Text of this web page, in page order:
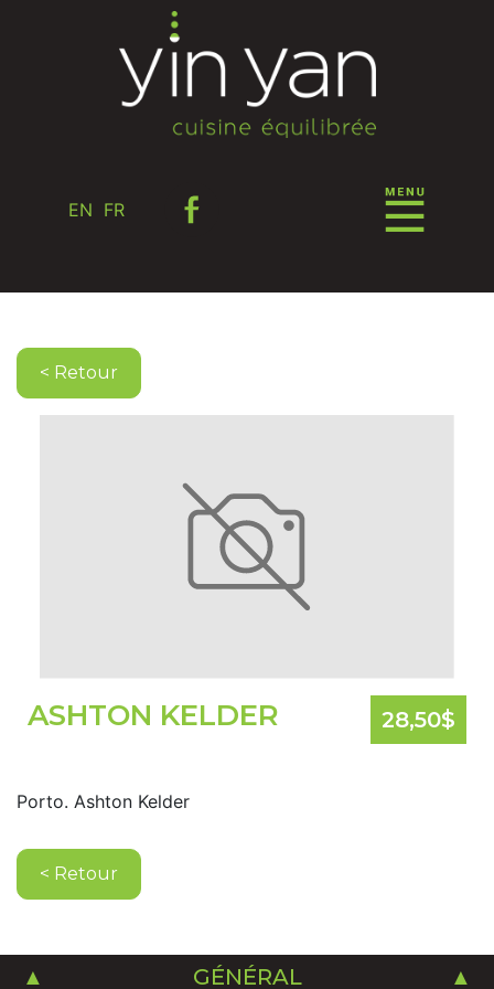
EN FR
< Retour
ASHTON KELDER 28,50$
Porto. Ashton Kelder
< Retour
GÉNÉRAL